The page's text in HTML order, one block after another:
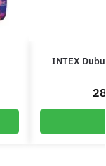
INTEX